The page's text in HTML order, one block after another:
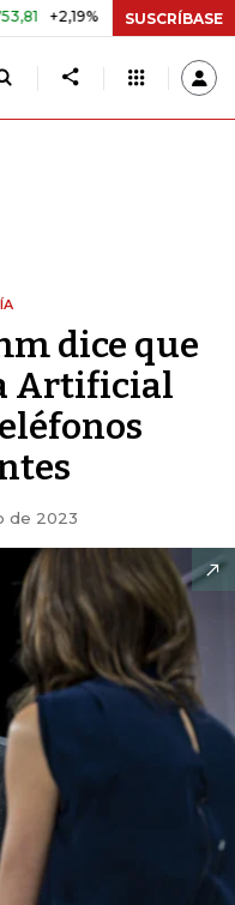
TASA DE USURASUSCRÍBASE
dice que
Artificial
de 2023